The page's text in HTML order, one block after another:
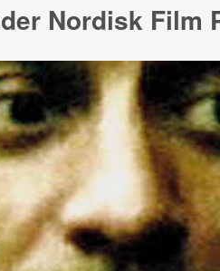
Nordisk Film